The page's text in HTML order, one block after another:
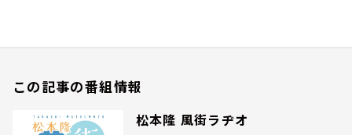
この記事の番組情報
松本隆 風街ラヂオ